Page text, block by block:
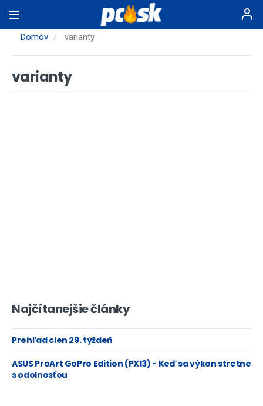
na
hlavnýDomov varianty
varianty
Najčítanejšie články
Prehľad cien 29. týždeň
ASUS ProArt GoPro Edition (PX13) - Keď sa výkon stretne
s odolnosťou